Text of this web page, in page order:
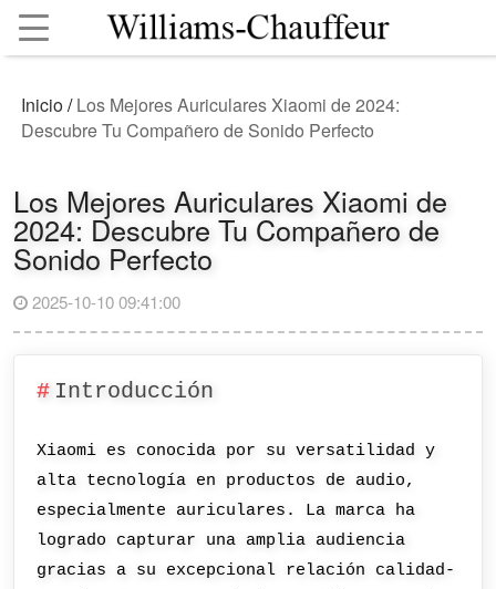
Inicio/Los Mejores Auriculares Xiaomi de 2024:
Descubre Tu Compañero de Sonido Perfecto
Los Mejores Auriculares Xiaomi de
2024: Descubre Tu Compañero de
Sonido Perfecto
2025-10-10 09:41:00
Introducción
Xiaomi es conocida por su versatilidad y
alta tecnología en productos de audio,
especialmente auriculares. La marca ha
logrado capturar una amplia audiencia
gracias a su excepcional relación calidad-